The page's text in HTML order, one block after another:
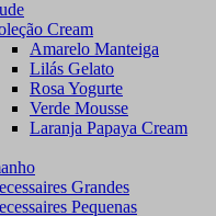
Cream
Amarelo Manteiga
Lilás Gelato
Rosa Yogurte
Verde Mousse
Laranja Papaya Cream
Grandes
Pequenas